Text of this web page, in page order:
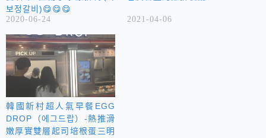
보정갈비)😋😋😋
2020-06-24 2021-04-06
韓國新村超人氣早餐EGG
DROP（에그드랍）-熱推滑
嫩厚實雙層起司培根蛋三明